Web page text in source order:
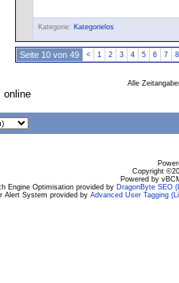
Kategorie: Kategorielos
Seite 10 von 49 < 1 2 3 4 5 6 7 8
Alle
online
Copyright
Powered by
Engine Optimisation provided by DragonByte SEO
Alert System provided by Advanced User Tagging